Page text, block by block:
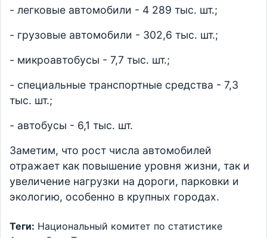
- легковые автомобили - 4 289 тыс. шт.;
- грузовые автомобили - 302,6 тыс. шт.;
- микроавтобусы - 7,7 тыс. шт.;
- специальные транспортные средства - 7,3
тыс. шт.;
- автобусы - 6,1 тыс. шт.
Заметим, что рост числа автомобилей
отражает как повышение уровня жизни, так и
увеличение нагрузки на дороги, парковки и
экологию, особенно в крупных городах.
Теги: Национальный комитет по статистике